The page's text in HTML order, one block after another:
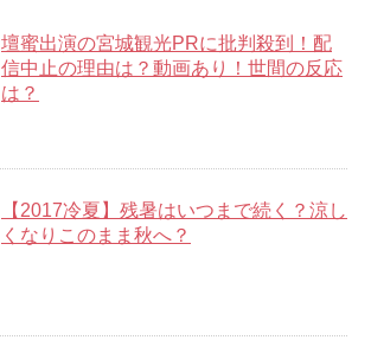
壇蜜出演の宮城観光PRに批判殺到！配
信中止の理由は？動画あり！世間の反応
は？
【2017冷夏】残暑はいつまで続く？涼し
くなりこのまま秋へ？